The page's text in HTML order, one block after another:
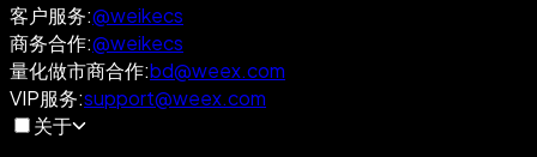
客户服务:@weikecs
商务合作:@weikecs
量化做市商合作:bd@weex.com
VIP服务:support@weex.com
关于